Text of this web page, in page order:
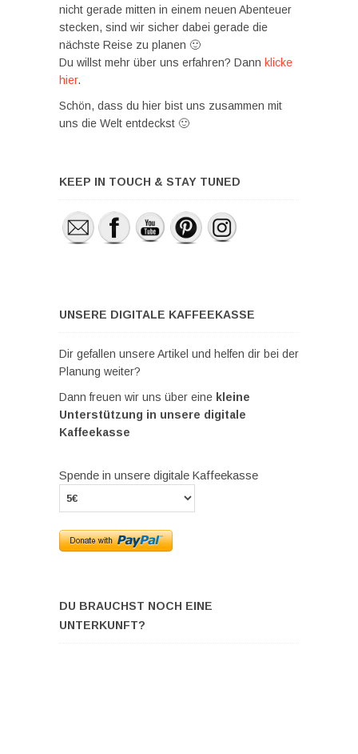
nicht gerade mitten in einem neuen Abenteuer
stecken, sind wir sicher dabei gerade die
nächste Reise zu planen 🙂
Du willst mehr über uns erfahren? Dann klicke
hier.
Schön, dass du hier bist uns zusammen mit
uns die Welt entdeckst 🙂
KEEP IN TOUCH & STAY TUNED
UNSERE DIGITALE KAFFEEKASSE
Dir gefallen unsere Artikel und helfen dir bei der
Planung weiter?
Dann freuen wir uns über eine kleine
Unterstützung in unsere digitale
Kaffeekasse
Spende in unsere digitale Kaffeekasse
DU BRAUCHST NOCH EINE
UNTERKUNFT?